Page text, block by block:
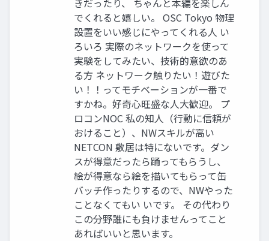
きだったり、 ちゃんと本編を楽しん
でくれると嬉しい。 OSC Tokyo 物理
設置をいい感じにやってくれる人 い
ろいろ 実際のネットワークを使って
実験をしてみたい、技術的意欲のあ
る方 ネットワーク触りたい！遊びた
い！！ってモチベーションが一番で
すかね。好奇心旺盛な人大歓迎。 プ
ロコンNOC 私の知人（行動に信頼が
おけること）、NWスキルが高い
NETCON 敷居は特にないです。ダン
スが得意だったら踊ってもらうし、
絵が得意なら絵を描いてもらって缶
バッチ作ったりするので、NWやった
ことなくてもい いです。 その代わり
この分野誰にも負けませんってこと
あればいいと思います。